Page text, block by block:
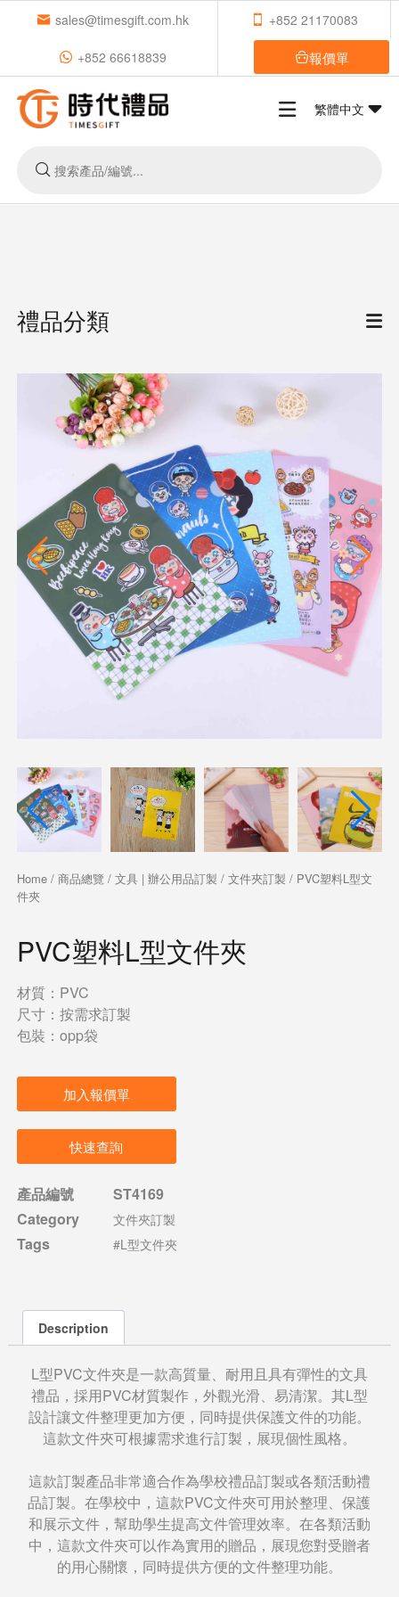
sales@timesgift.com.hk +852 21170083
+852 66618839 報價單
繁體中文
禮品分類
Home/ 商品總覽 / 文具 | 辦公用品訂製 / 文件夾訂製 / PVC塑料L型文
件夾
PVC塑料L型文件夾
材質：PVC
尺寸：按需求訂製
包裝：opp袋
加入報價單
快速查詢
產品編號
ST4169
Category
文件夾訂製
Tags #L型文件夾
Description
L型PVC文件夾是一款高質量、耐用且具有彈性的文具
禮品，採用PVC材質製作，外觀光滑、易清潔。其L型
設計讓文件整理更加方便，同時提供保護文件的功能。
這款文件夾可根據需求進行訂製，展現個性風格。
這款訂製產品非常適合作為學校禮品訂製或各類活動禮
品訂製。在學校中，這款PVC文件夾可用於整理、保護
和展示文件，幫助學生提高文件管理效率。在各類活動
中，這款文件夾可以作為實用的贈品，展現您對受贈者
的用心關懷，同時提供方便的文件整理功能。